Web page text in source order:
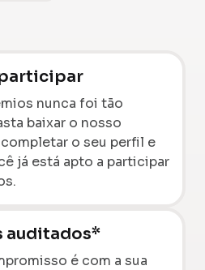
nunca foi tão
baixar o nosso
o seu perfil e
já está apto a participar
auditados*
é com a sua